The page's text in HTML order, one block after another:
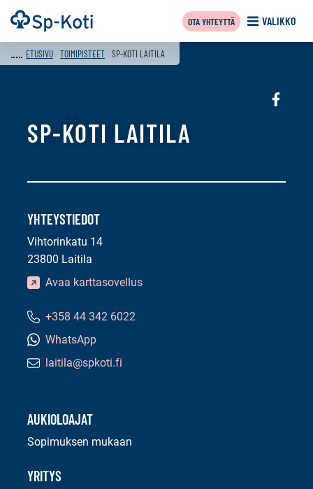
Siirry
sisältöön
Etusivu VALIKKO
OTA YHTEYTTÄ
ETUSIVU TOIMIPISTEET SP-KOTI LAITILA
SP-KOTI LAITILA
YHTEYSTIEDOT
Vihtorinkatu 14
23800 Laitila
Avaa karttasovellus
Puhelinnumero:
+358 44 342 6022
WhatsApp
Sähköpostiosoite:
laitila@spkoti.fi
AUKIOLOAJAT
Sopimuksen mukaan
YRITYS